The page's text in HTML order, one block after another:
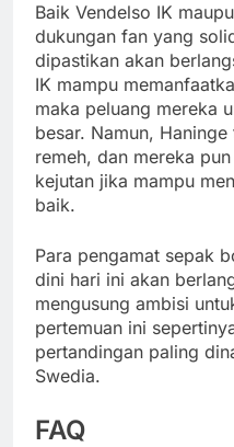
Baik Vendelso IK
dukungan fan yang
dipastikan akan
IK mampu
maka peluang mereka
besar. Namun,
remeh, dan mereka
kejutan jika mampu
baik.
Para pengamat sepak
dini hari ini akan
mengusung ambisi
pertemuan ini
pertandingan paling
Swedia.
FAQ